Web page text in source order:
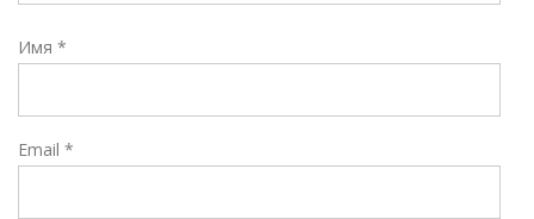
Имя *
Email *